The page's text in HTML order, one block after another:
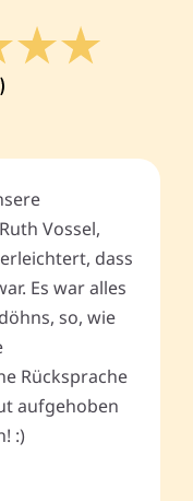
Vossel,
dass
Es war alles
so, wie
Rücksprache
aufgehoben
:)